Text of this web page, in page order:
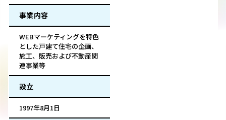
事業内容
WEBマーケティングを特色
とした戸建て住宅の企画、
施工、販売および不動産関
連事業等
設立
1997年8月1日